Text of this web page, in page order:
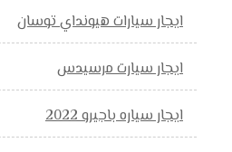
ايجار سيارات هيونداي توسان
ايجار سيارت مرسيدس
ايجار سياره باجيرو 2022